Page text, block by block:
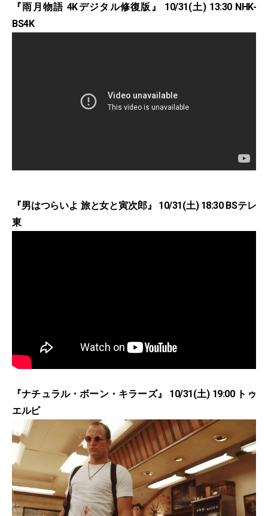
『雨月物語 4Kデジタル修復版』 10/31(土) 13:30 NHK-
BS4K
『男はつらいよ 旅と女と寅次郎』 10/31(土) 18:30 BSテレ
東
『ナチュラル・ボーン・キラーズ』 10/31(土) 19:00 トゥ
エルビ